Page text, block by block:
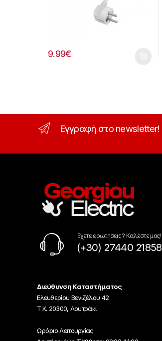
9.99€
Εγγραφή στο newsletter!
Έχετε ερωτήσεις ? Καλέστε μας!
(+30) 27440 21858
Διεύθυνση Καταστήματος
Ελευθερίου Βενιζέλου 42
Τ.Κ. 20300, Λουτράκι
Ωράριο Λειτουργίας